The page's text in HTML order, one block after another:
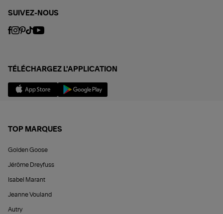
SUIVEZ-NOUS
TÉLÉCHARGEZ L'APPLICATION
TOP MARQUES
Golden Goose
Jérôme Dreyfuss
Isabel Marant
Jeanne Vouland
Autry